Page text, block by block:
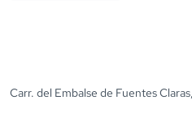
Carr. del Embalse de Fuentes